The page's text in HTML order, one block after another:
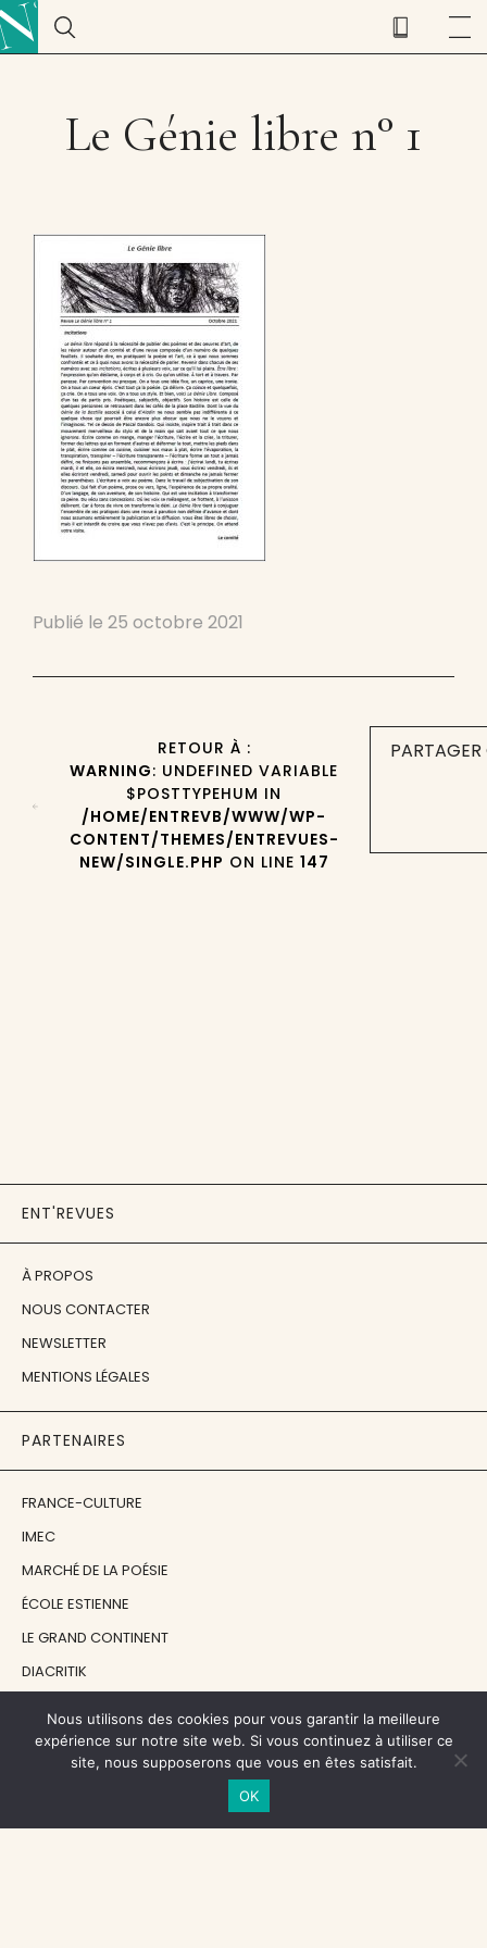
Le Génie libre n° 1
Publié le 25 octobre 2021
RETOUR À :
WARNING: UNDEFINED VARIABLE
$POSTTYPEHUM IN
/HOME/ENTREVB/WWW/WP-
CONTENT/THEMES/ENTREVUES-
NEW/SINGLE.PHP ON LINE 147
ENT'REVUES
À PROPOS
NOUS CONTACTER
NEWSLETTER
MENTIONS LÉGALES
PARTENAIRES
FRANCE-CULTURE
IMEC
MARCHÉ DE LA POÉSIE
ÉCOLE ESTIENNE
LE GRAND CONTINENT
DIACRITIK
NOS SOUTIENS
CENTRE NATIONAL DU LIVRE
Nous utilisons des cookies pour vous garantir la meilleure
expérience sur notre site web. Si vous continuez à utiliser ce
site, nous supposerons que vous en êtes satisfait.
OK